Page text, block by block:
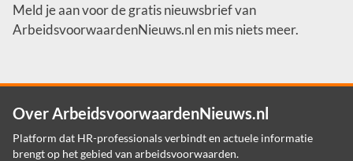
Contact
Meld je aan voor de gratis nieuwsbrief van
ArbeidsvoorwaardenNieuws.nl en mis niets meer.
Over ArbeidsvoorwaardenNieuws.nl
Platform dat HR-professionals verbindt en actuele informatie
brengt op het gebied van arbeidsvoorwaarden.